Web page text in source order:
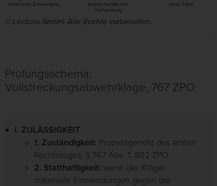
© Lecturio GmbH. Alle Rechte vorbehalten.
Prüfungsschema:
Vollstreckungsabwehrklage, 767 ZPO
I. ZULÄSSIGKEIT
1. Zuständigkeit: Prozessgericht des ersten
Rechtszuges, § 767 Abs. 1, 802 ZPO
2. Statthaftigkeit: wenn der Kläger
materielle Einwendungen gegen die